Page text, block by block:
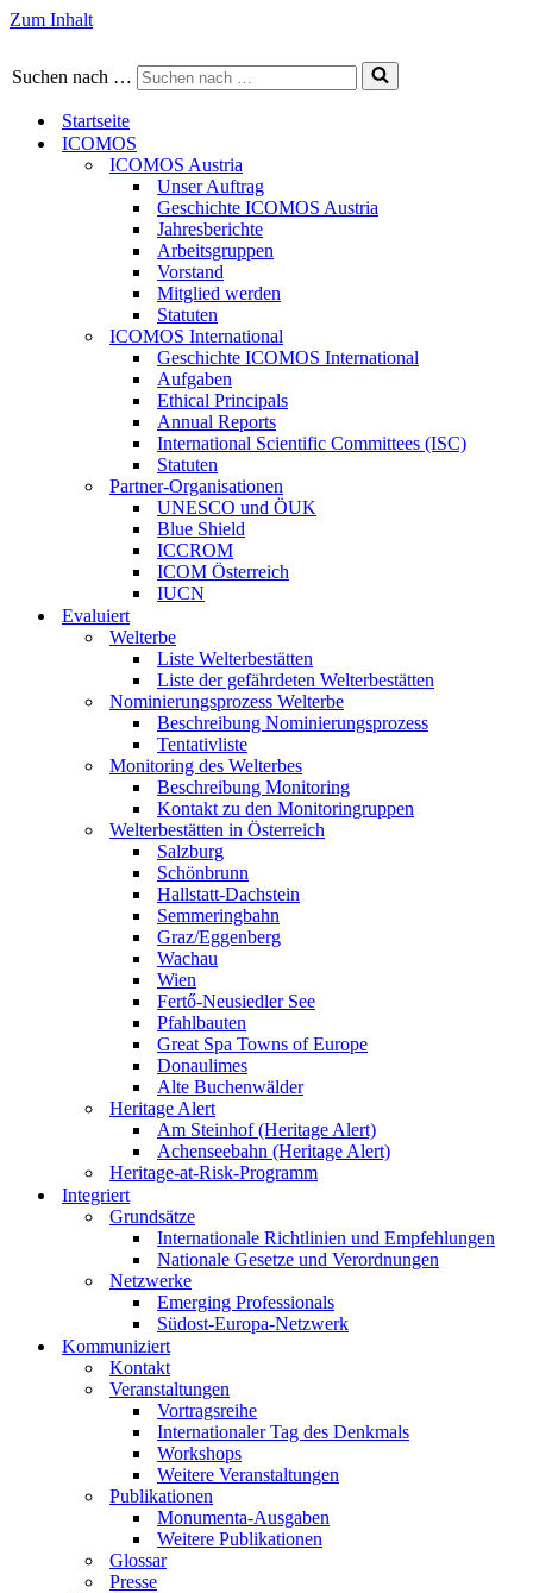
Zum Inhalt
Suchen nach …
Startseite
ICOMOS
ICOMOS Austria
Unser Auftrag
Geschichte ICOMOS Austria
Jahresberichte
Arbeitsgruppen
Vorstand
Mitglied werden
Statuten
ICOMOS International
Geschichte ICOMOS International
Aufgaben
Ethical Principals
Annual Reports
International Scientific Committees (ISC)
Statuten
Partner-Organisationen
UNESCO und ÖUK
Blue Shield
ICCROM
ICOM Österreich
IUCN
Evaluiert
Welterbe
Liste Welterbestätten
Liste der gefährdeten Welterbestätten
Nominierungsprozess Welterbe
Beschreibung Nominierungsprozess
Tentativliste
Monitoring des Welterbes
Beschreibung Monitoring
Kontakt zu den Monitoringruppen
Welterbestätten in Österreich
Salzburg
Schönbrunn
Hallstatt-Dachstein
Semmeringbahn
Graz/Eggenberg
Wachau
Wien
Fertő-Neusiedler See
Pfahlbauten
Great Spa Towns of Europe
Donaulimes
Alte Buchenwälder
Heritage Alert
Am Steinhof (Heritage Alert)
Achenseebahn (Heritage Alert)
Heritage-at-Risk-Programm
Integriert
Grundsätze
Internationale Richtlinien und Empfehlungen
Nationale Gesetze und Verordnungen
Netzwerke
Emerging Professionals
Südost-Europa-Netzwerk
Kommuniziert
Kontakt
Veranstaltungen
Vortragsreihe
Internationaler Tag des Denkmals
Workshops
Weitere Veranstaltungen
Publikationen
Monumenta-Ausgaben
Weitere Publikationen
Glossar
Presse